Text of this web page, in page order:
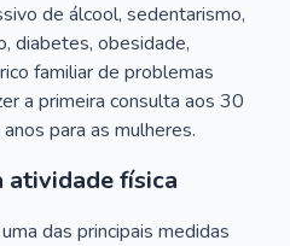
de álcool, sedentarismo,
diabetes, obesidade,
familiar de problemas
a primeira consulta aos 30
para as mulheres.
atividade física
das principais medidas